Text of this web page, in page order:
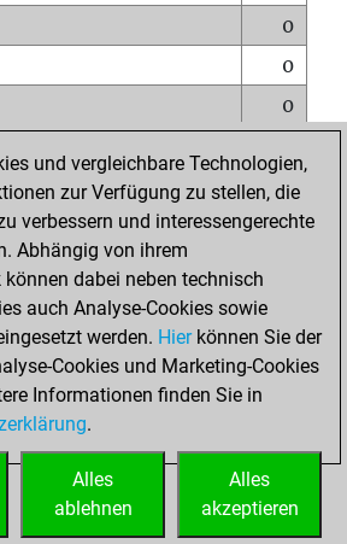
0
0
0
Brett
0
0
0
und vergleichbare Technologien,
zur Verfügung zu stellen, die
verbessern und interessengerechte
Abhängig von ihrem
dabei neben technisch
auch Analyse-Cookies sowie
werden. Hierkönnen Sie der
Cookies und Marketing-Cookies
Informationen finden Sie in
.
Alles
akzeptieren
Alles
ablehnen